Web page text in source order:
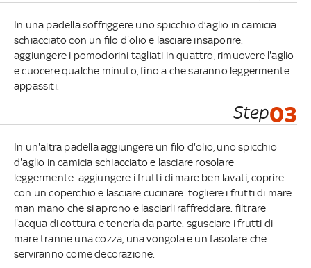
In una padella soffriggere uno spicchio d’aglio in camicia
schiacciato con un filo d'olio e lasciare insaporire.
aggiungere i pomodorini tagliati in quattro, rimuovere l'aglio
e cuocere qualche minuto, fino a che saranno leggermente
appassiti.
Step03
In un'altra padella aggiungere un filo d'olio, uno spicchio
d'aglio in camicia schiacciato e lasciare rosolare
leggermente. aggiungere i frutti di mare ben lavati, coprire
con un coperchio e lasciare cucinare. togliere i frutti di mare
man mano che si aprono e lasciarli raffreddare. filtrare
l'acqua di cottura e tenerla da parte. sgusciare i frutti di
mare tranne una cozza, una vongola e un fasolare che
serviranno come decorazione.